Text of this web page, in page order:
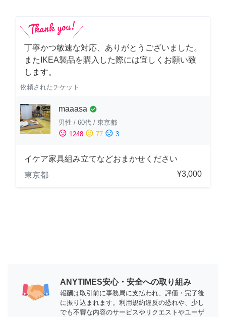
丁寧かつ敏速な対応、ありがとうございました。
またIKEA製品を購入した際には宜しくお願い致
します。
依頼されたチケット
maaasa check_circle
男性 / 60代 / 東京都
sentiment_satisfied 1248 sentiment_neutral 77 sentiment_dissatisfied 3
イケア家具組み立てなどおまかせください
東京都
¥3,000
ANYTIMES安心・安全への取り組み
報酬は取引前に事務局に支払われ、評価・完了後
に振り込まれます。利用規約違反の恐れや、少し
でも不審な内容のサービスやリクエストやユーザ